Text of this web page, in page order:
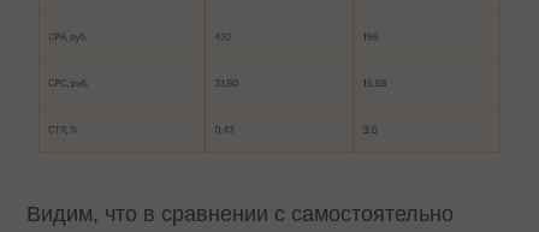
Видим, что в сравнении с самостоятельно